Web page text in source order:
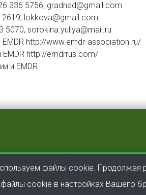
336 5756, gradnad@gmail.com
lokkova@gmail.com
sorokina.yuliya@mail.ru
http://www.emdr-association.ru/
EMDR http://emdrrus.com/
и EMDR
Версия для слабовидящих
файлы cookie. Продолжая
cookie в настройках Вашего